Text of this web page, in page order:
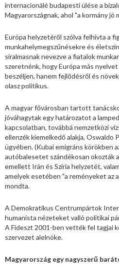
internacionálé budapesti ülése a
Magyarországnak, ahol "a kormány jó
Európa helyzetéről szólva felhívta a
munkahelymegszűnésekre és
siralmasnak nevezve a fiatalok
szeretnénk, hogy Európa más
beszéljen, hanem fejlődésről és
olasz politikus.
A magyar fővárosban tartott
jóváhagytak egy határozatot a
kapcsolatban, továbbá nemzetközi
ellenzék kiemelkedő alakja, Oswaldo
ügyében. (Kubai emigráns körökben
autóbalesetet szándékosan okozták
emellett Irán és Szíria helyzetét,
amelyek esetében "a reményeket az
mondta.
A Demokratikus Centrumpártok
humanista nézeteket valló politikai
A Fideszt 2001-ben vették fel tagjai
szervezet alelnöke.
Magyarország egy nagyszerű